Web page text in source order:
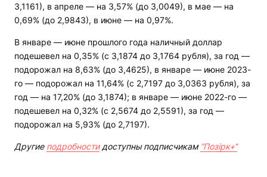
3,1161), в апреле — на 3,57% (до 3,0049), в мае — на
0,69% (до 2,9843), в июне — на 0,97%.
В январе — июне прошлого года наличный доллар
подешевел на 0,35% (с 3,1874 до 3,1764 рубля), за год —
подорожал на 8,63% (до 3,4625), в январе — июне 2023-
го — подорожал на 11,64% (с 2,7197 до 3,0363 рубля), за
год — на 17,20% (до 3,1874); в январе — июне 2022-го —
подешевел на 0,32% (с 2,5674 до 2,5591), за год —
подорожал на 5,93% (до 2,7197).
Другие подробностидоступны подписчикам “Позірк+“